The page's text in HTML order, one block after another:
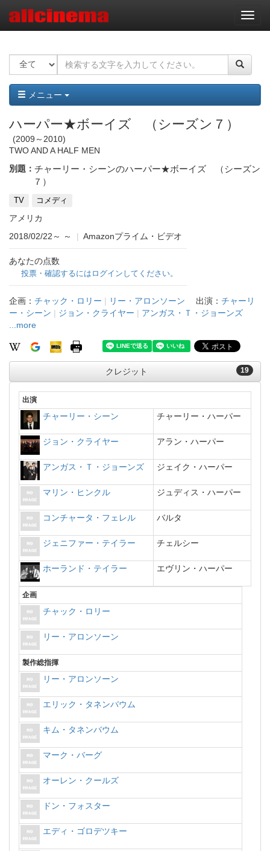
ナ
ビ
ー
ョ
ン
メニュー
ハーパー★ボーイズ （シーズン７）
2009～2010
TWO AND A HALF MEN
別題： チャーリー・シーンのハーパー★ボーイズ （シーズン
７）
TV コメディ
アメリカ
2018/02/22～
～ | Amazonプライム・ビデオ
あなたの点数
投票・確認するにはログインしてください。
企画： チャック・ロリー | リー・アロンソーン 出演： チャーリ
ー・シーン | ジョン・クライヤー | アンガス・Ｔ・ジョーンズ
...more
19
クレジット
出演
チャーリー・シーン チャーリー・ハーパー
ジョン・クライヤー アラン・ハーパー
アンガス・Ｔ・ジョーンズ ジェイク・ハーパー
マリン・ヒンクル ジュディス・ハーパー
コンチャータ・フェレル バルタ
ジェニファー・テイラー チェルシー
ホーランド・テイラー エヴリン・ハーパー
企画
チャック・ロリー
リー・アロンソーン
製作総指揮
リー・アロンソーン
エリック・タネンバウム
キム・タネンバウム
マーク・バーグ
オーレン・クールズ
ドン・フォスター
エディ・ゴロデツキー